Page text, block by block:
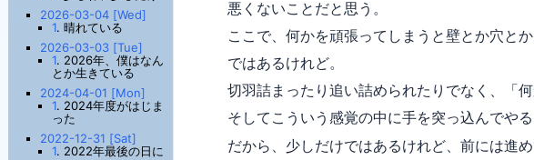
2026-03-04 [Wed]
1. 晴れている
2026-03-03 [Tue]
1. 2026年、僕はなん
とか生きている
2024-04-01 [Mon]
1. 2024年度がはじま
った
2022-12-31 [Sat]
1. 2022年最後の日に
悪くないことだと思う。
ここで、何かを頑張ってしまうと壁とか穴と
ではあるけれど。
切羽詰まったり追い詰められたりでなく、「
そしてこういう感覚の中に手を突っ込んでや
だから、少しだけではあるけれど、前には進